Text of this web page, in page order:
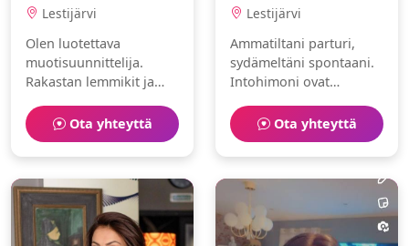
Lestijärvi
Olen luotettava
muotisuunnittelija.
Rakastan lemmikit ja
joku erityinen.
Ota yhteyttä
Lestijärvi
Ammatiltani parturi,
sydämeltäni spontaani.
Intohimoni ovat
Toivoisin löytäväni
samanhenkisen
ihmisen.
Ota yhteyttä